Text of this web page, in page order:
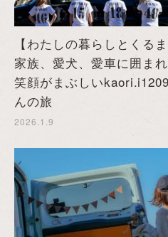
【わたしの暮らしとくるま
家族、愛犬、愛車に囲まれ
笑顔がまぶしい
んの旅
2026.1.9